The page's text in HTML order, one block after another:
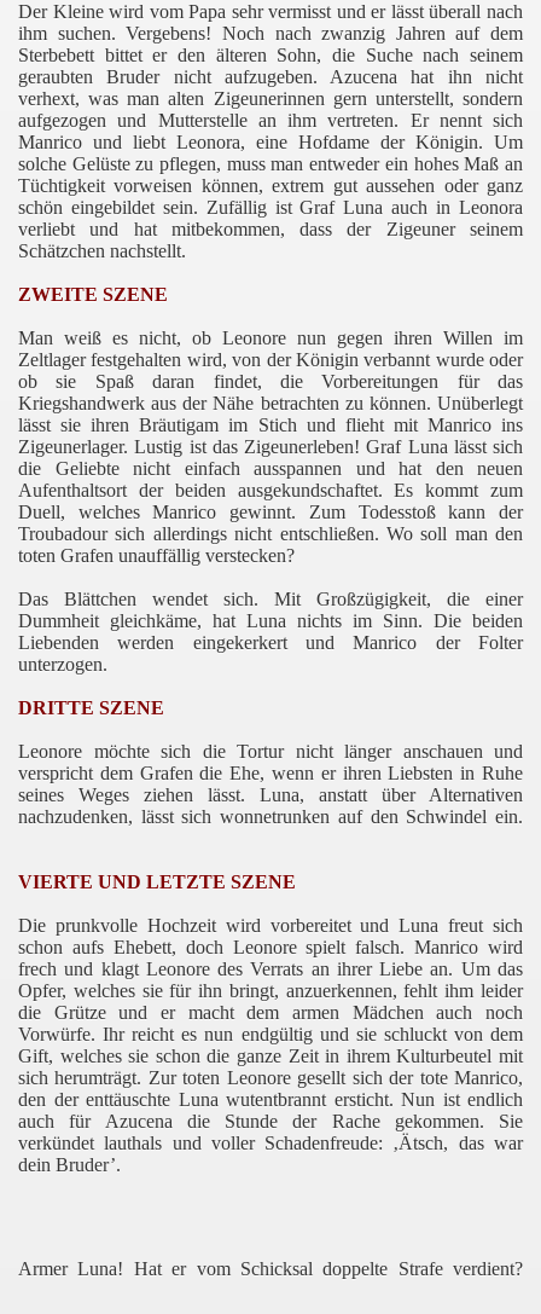
Der Kleine wird vom Papa sehr vermisst und er lässt überall nach
ihm suchen. Vergebens! Noch nach zwanzig Jahren auf dem
Sterbebett bittet er den älteren Sohn, die Suche nach seinem
geraubten Bruder nicht aufzugeben. Azucena hat ihn nicht
verhext, was man alten Zigeunerinnen gern unterstellt, sondern
aufgezogen und Mutterstelle an ihm vertreten. Er nennt sich
Manrico und liebt Leonora, eine Hofdame der Königin. Um
solche Gelüste zu pflegen, muss man entweder ein hohes Maß an
Tüchtigkeit vorweisen können, extrem gut aussehen oder ganz
schön eingebildet sein. Zufällig ist Graf Luna auch in Leonora
verliebt und hat mitbekommen, dass der Zigeuner seinem
Schätzchen nachstellt.
ZWEITE SZENE
Man weiß es nicht, ob Leonore nun gegen ihren Willen im
Zeltlager festgehalten wird, von der Königin verbannt wurde oder
ob sie Spaß daran findet, die Vorbereitungen für das
Kriegshandwerk aus der Nähe betrachten zu können. Unüberlegt
lässt sie ihren Bräutigam im Stich und flieht mit Manrico ins
Zigeunerlager. Lustig ist das Zigeunerleben! Graf Luna lässt sich
die Geliebte nicht einfach ausspannen und hat den neuen
Aufenthaltsort der beiden ausgekundschaftet. Es kommt zum
Duell, welches Manrico gewinnt. Zum Todesstoß kann der
Troubadour sich allerdings nicht entschließen. Wo soll man den
toten Grafen unauffällig verstecken?
Das Blättchen wendet sich. Mit Großzügigkeit, die einer
Dummheit gleichkäme, hat Luna nichts im Sinn. Die beiden
Liebenden werden eingekerkert und Manrico der Folter
unterzogen.
DRITTE SZENE
Leonore möchte sich die Tortur nicht länger anschauen und
verspricht dem Grafen die Ehe, wenn er ihren Liebsten in Ruhe
seines Weges ziehen lässt. Luna, anstatt über Alternativen
nachzudenken, lässt sich wonnetrunken auf den Schwindel ein.
VIERTE UND LETZTE SZENE
Die prunkvolle Hochzeit wird vorbereitet und Luna freut sich
schon aufs Ehebett, doch Leonore spielt falsch. Manrico wird
frech und klagt Leonore des Verrats an ihrer Liebe an. Um das
Opfer, welches sie für ihn bringt, anzuerkennen, fehlt ihm leider
die Grütze und er macht dem armen Mädchen auch noch
Vorwürfe. Ihr reicht es nun endgültig und sie schluckt von dem
Gift, welches sie schon die ganze Zeit in ihrem Kulturbeutel mit
sich herumträgt. Zur toten Leonore gesellt sich der tote Manrico,
den der enttäuschte Luna wutentbrannt ersticht. Nun ist endlich
auch für Azucena die Stunde der Rache gekommen. Sie
verkündet lauthals und voller Schadenfreude: ‚Ätsch, das war
dein Bruder’.
Armer Luna! Hat er vom Schicksal doppelte Strafe verdient?